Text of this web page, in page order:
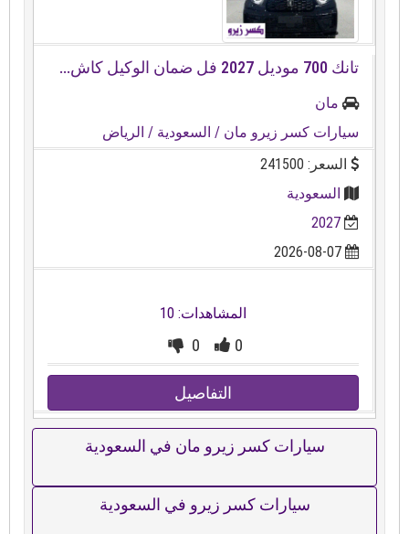
تانك ⁦⁦700⁩⁩ موديل ⁦⁦2027⁩⁩ فل ضمان الوكيل كاش...
مان
سيارات كسر زيرو مان/ السعودية/ الرياض
السعر: 241500
السعودية
2027
2026-08-07
المشاهدات: 10
0
0
التفاصيل
سيارات كسر زيرو مان في السعودية
سيارات كسر زيرو في السعودية